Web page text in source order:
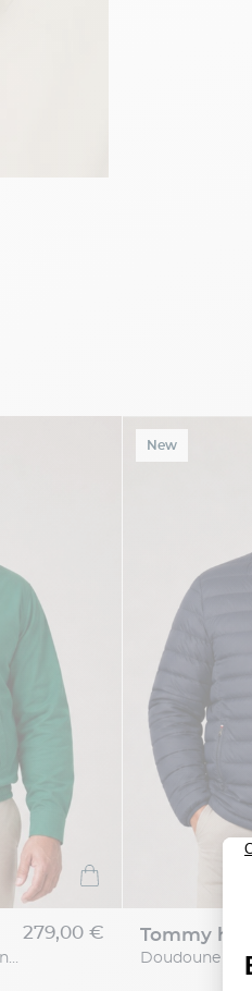
Blouson Doublé Bi-Swing Grande Taille Vert
279,00 €
New
tommy